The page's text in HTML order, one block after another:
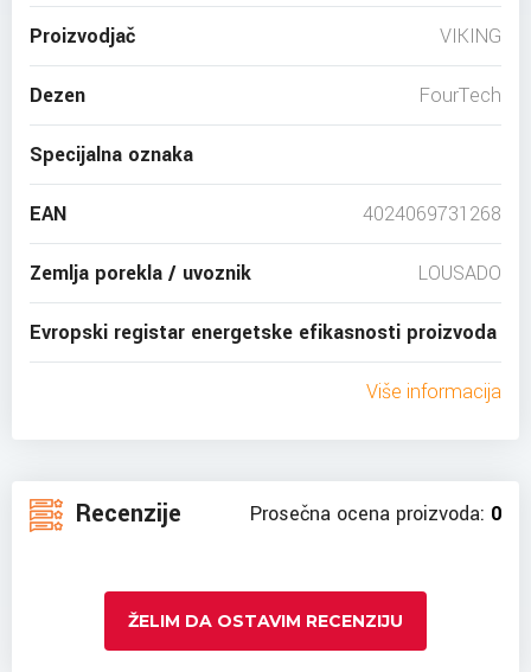
Proizvodjač VIKING
Dezen FourTech
Specijalna oznaka
EAN 4024069731268
Zemlja porekla / uvoznik LOUSADO
Evropski registar energetske efikasnosti proizvoda
Više informacija
Recenzije Prosečna ocena proizvoda: 0
ŽELIM DA OSTAVIM RECENZIJU